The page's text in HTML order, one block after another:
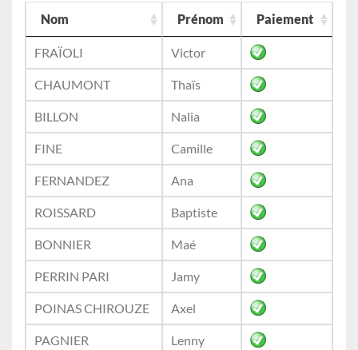
Nom Prénom Paiement
FRAÏOLI Victor
CHAUMONT Thaïs
BILLON Nalia
FINE Camille
FERNANDEZ Ana
ROISSARD Baptiste
BONNIER Maé
PERRIN PARI Jamy
POINAS CHIROUZE Axel
PAGNIER Lenny